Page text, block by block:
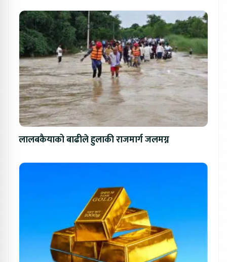
लालबकैयाको बाढीले हुलाकी राजमार्ग जलमग्न